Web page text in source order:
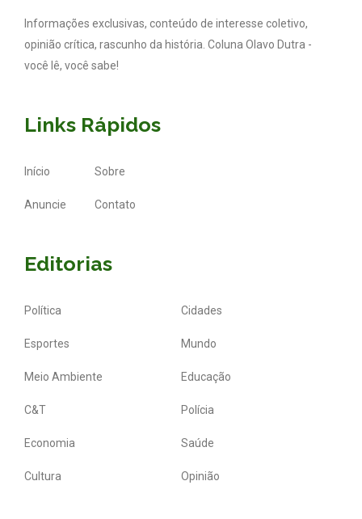
Informações exclusivas, conteúdo de interesse coletivo,
opinião crítica, rascunho da história. Coluna Olavo Dutra -
você lê, você sabe!
Links Rápidos
Início Sobre
Anuncie Contato
Editorias
Política Cidades
Esportes Mundo
Meio Ambiente Educação
C&T Polícia
Economia Saúde
Cultura Opinião